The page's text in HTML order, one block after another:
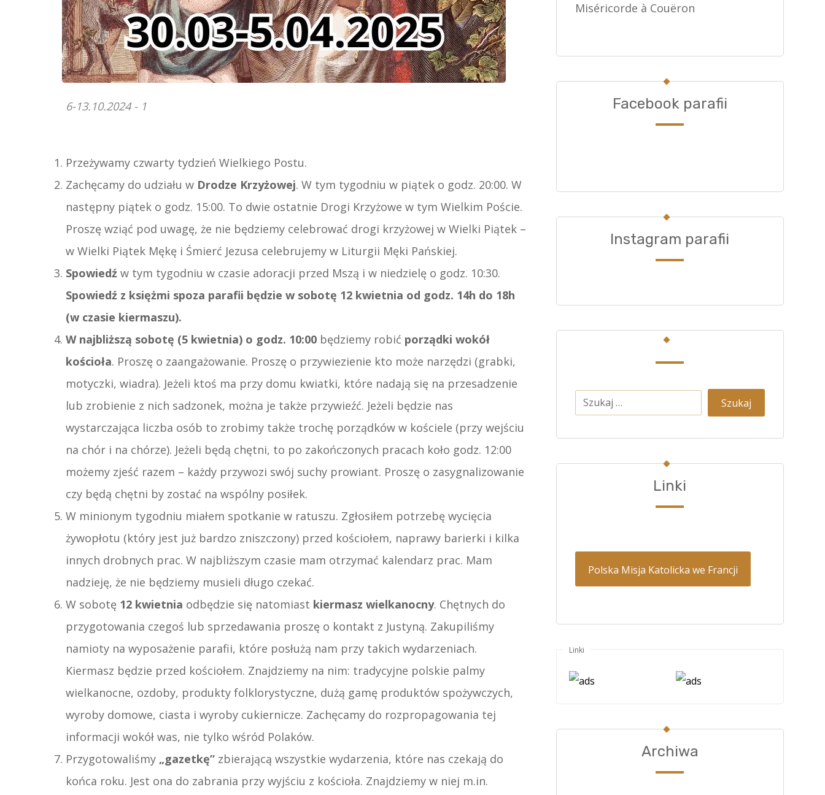
6-13.10.2024 - 1
Przeżywamy czwarty tydzień Wielkiego Postu.
Zachęcamy do udziału w Drodze Krzyżowej. W tym tygodniu w piątek o godz. 20:00. W
następny piątek o godz. 15:00. To dwie ostatnie Drogi Krzyżowe w tym Wielkim Poście.
Proszę wziąć pod uwagę, że nie będziemy celebrować drogi krzyżowej w Wielki Piątek –
w Wielki Piątek Mękę i Śmierć Jezusa celebrujemy w Liturgii Męki Pańskiej.
Spowiedź w tym tygodniu w czasie adoracji przed Mszą i w niedzielę o godz. 10:30.
Spowiedź z księżmi spoza parafii będzie w sobotę 12 kwietnia od godz. 14h do 18h
(w czasie kiermaszu).
W najbliższą sobotę (5 kwietnia) o godz. 10:00 będziemy robić porządki wokół
kościoła. Proszę o zaangażowanie. Proszę o przywiezienie kto może narzędzi (grabki,
motyczki, wiadra). Jeżeli ktoś ma przy domu kwiatki, które nadają się na przesadzenie
lub zrobienie z nich sadzonek, można je także przywieźć. Jeżeli będzie nas
wystarczająca liczba osób to zrobimy także trochę porządków w kościele (przy wejściu
na chór i na chórze). Jeżeli będą chętni, to po zakończonych pracach koło godz. 12:00
możemy zjeść razem – każdy przywozi swój suchy prowiant. Proszę o zasygnalizowanie
czy będą chętni by zostać na wspólny posiłek.
W minionym tygodniu miałem spotkanie w ratuszu. Zgłosiłem potrzebę wycięcia
żywopłotu (który jest już bardzo zniszczony) przed kościołem, naprawy barierki i kilka
innych drobnych prac. W najbliższym czasie mam otrzymać kalendarz prac. Mam
nadzieję, że nie będziemy musieli długo czekać.
W sobotę 12 kwietnia odbędzie się natomiast kiermasz wielkanocny. Chętnych do
przygotowania czegoś lub sprzedawania proszę o kontakt z Justyną. Zakupiliśmy
namioty na wyposażenie parafii, które posłużą nam przy takich wydarzeniach.
Kiermasz będzie przed kościołem. Znajdziemy na nim: tradycyjne polskie palmy
wielkanocne, ozdoby, produkty folklorystyczne, dużą gamę produktów spożywczych,
wyroby domowe, ciasta i wyroby cukiernicze. Zachęcamy do rozpropagowania tej
informacji wokół was, nie tylko wśród Polaków.
Przygotowaliśmy „gazetkę” zbierającą wszystkie wydarzenia, które nas czekają do
końca roku. Jest ona do zabrania przy wyjściu z kościoła. Znajdziemy w niej m.in.
Miséricorde à Couëron
Facebook parafii
Instagram parafii
Linki
Polska Misja Katolicka we Francji
Linki
Archiwa